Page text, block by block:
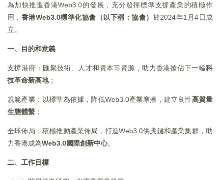
為加快推進香港Web3.0的發展，充分發揮標準支撐產業的積極作
用， 香港Web3.0標準化協會（以下稱：協會） 於2024年1月4日成
立。
一、目的和意義
支撐港府：匯聚技術、人才和資本等資源，助力香港搶佔下一輪科
技革命新高地；
規範產業：以標準為依據，降低Web3.0產業摩擦，建立良性高質量
生態體繫 ；
全球佈局：積極推動產業佈局，打造Web3.0供應鏈和產業集群，助
力香港成為Web3.0國際創新中心。
二、工作目標